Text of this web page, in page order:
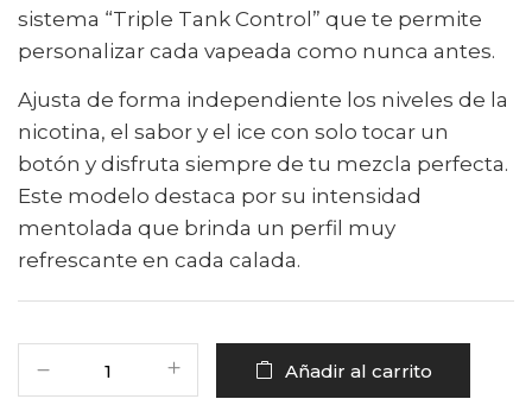
sistema “Triple Tank Control” que te permite
personalizar cada vapeada como nunca antes.
Ajusta de forma independiente los niveles de la
nicotina, el sabor y el ice con solo tocar un
botón y disfruta siempre de tu mezcla perfecta.
Este modelo destaca por su intensidad
mentolada que brinda un perfil muy
refrescante en cada calada.
Añadir al carrito